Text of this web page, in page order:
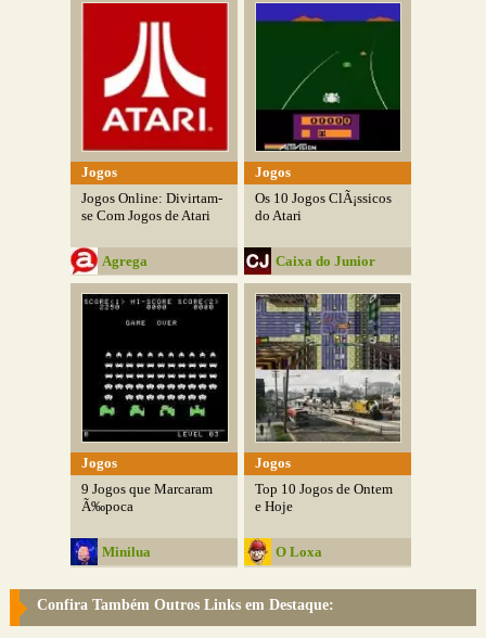
Jogos
Jogos Online: Divirtam-
se Com Jogos de Atari
Agrega
Jogos
Os 10 Jogos ClÃ¡ssicos
do Atari
Caixa do Junior
Jogos
9 Jogos que Marcaram
Ã‰poca
Minilua
Jogos
Top 10 Jogos de Ontem
e Hoje
O Loxa
Confira Também Outros Links em Destaque: